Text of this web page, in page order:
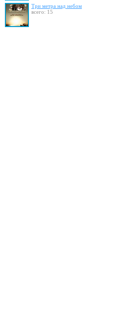
Три метра над небом
всего: 15